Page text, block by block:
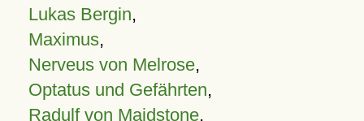
Lukas Bergin,
Maximus,
Nerveus von Melrose,
Optatus und Gefährten,
Radulf von Maidstone,